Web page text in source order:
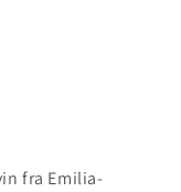
fra Emilia-